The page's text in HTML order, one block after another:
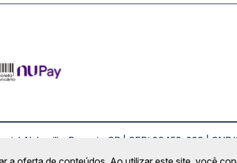
Alphaville, Barueri - SP | CEP: 06453-038 |
Copyright 2026 © QueroPassagem.com.br